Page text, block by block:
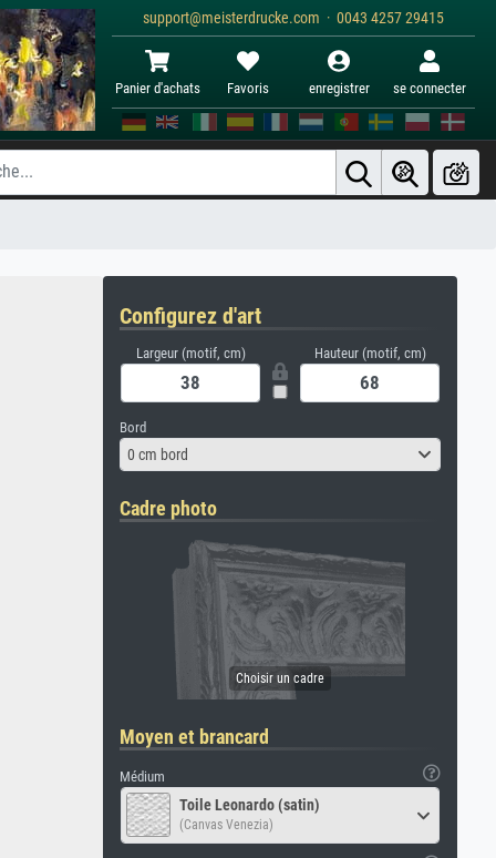
support@meisterdrucke.com · 0043 4257 29415
Panier d'achats Favoris enregistrer se connecter
Configurez d'art
Largeur (motif, cm) Hauteur (motif, cm)
Bord
0 cm bord
Cadre photo
Moyen et brancard
Médium
Toile Leonardo (satin)
(Canvas Venezia)